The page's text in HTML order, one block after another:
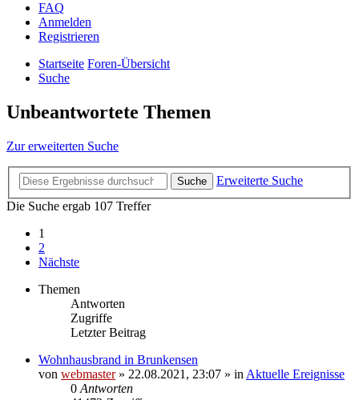
FAQ
Anmelden
Registrieren
Startseite Foren-Übersicht
Suche
Unbeantwortete Themen
Zur erweiterten Suche
Suche
Erweiterte Suche
Die Suche ergab 107 Treffer
1
2
Nächste
Themen
Antworten
Zugriffe
Letzter Beitrag
Wohnhausbrand in Brunkensen
von webmaster» 22.08.2021, 23:07 » in Aktuelle Ereignisse
0 Antworten